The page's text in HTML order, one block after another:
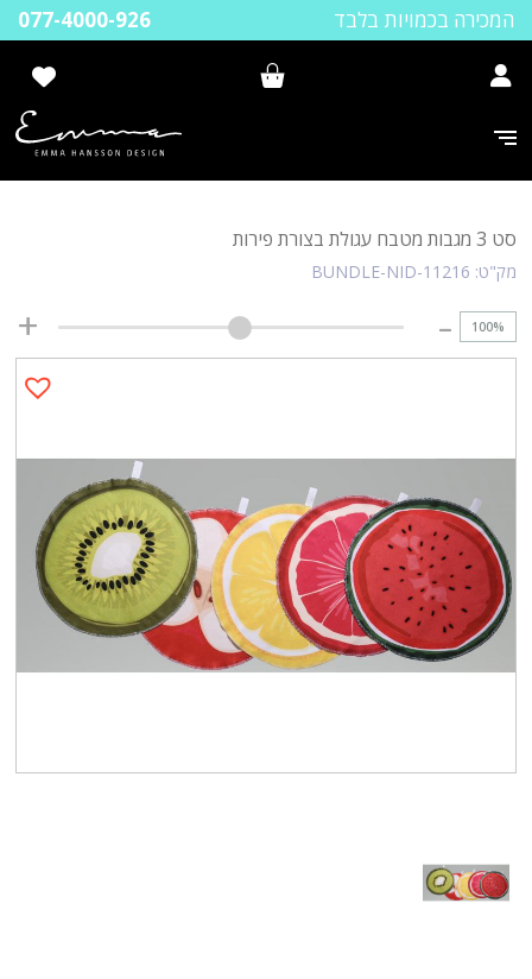
077-4000-926 המכירה בכמויות בלבד
סט 3 מגבות מטבח עגולת בצורת פירות
מק"ט: BUNDLE-NID-11216
100%